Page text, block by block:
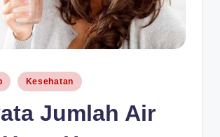
Kesehatan
Jumlah Air